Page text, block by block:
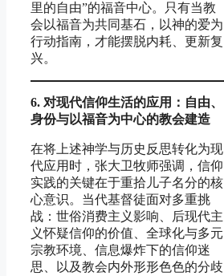
里的自由”的福音中心。只有当教
会以福音为共同基石，以神的爱为
行动指南，才能摆脱内耗、更新复
兴。
6. 对现代信仰生活的应用：自由、
身份与以福音为中心的教会建造
在将上述神学与历史反思转化为现
代应用时，张大卫牧师强调，信仰
实践的关键在于重拾儿子名分的核
心意识。当代基督徒面对多重挑
战：世俗消费主义影响、后现代主
义怀疑信仰的价值、全球化与多元
宗教环境、信息爆炸下的信仰迷
思、以及教会内外形形色色的分歧